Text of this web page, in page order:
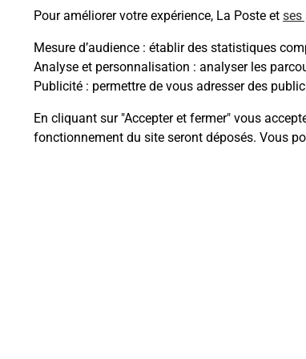
Pour améliorer votre expérience, La Poste et ses
Mesure d’audience : établir des statistiques
Analyse et personnalisation : analyser les
Publicité : permettre de vous adresser des
En cliquant sur "Accepter et fermer" vous
fonctionnement du site seront déposés. Vous
Questions
Comment retourner un